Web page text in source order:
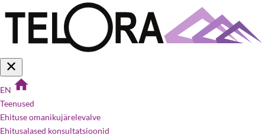
EN
Teenused
Ehituse omanikujärelevalve
Ehitusalased konsultatsioonid